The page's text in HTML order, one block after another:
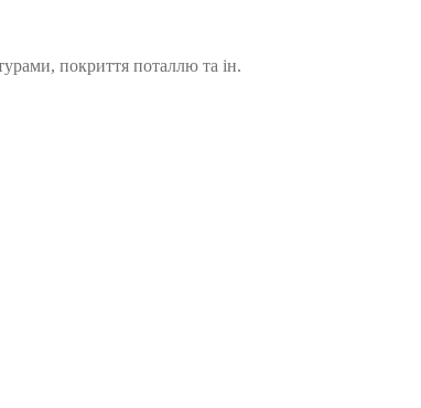
покриття поталлю та ін.